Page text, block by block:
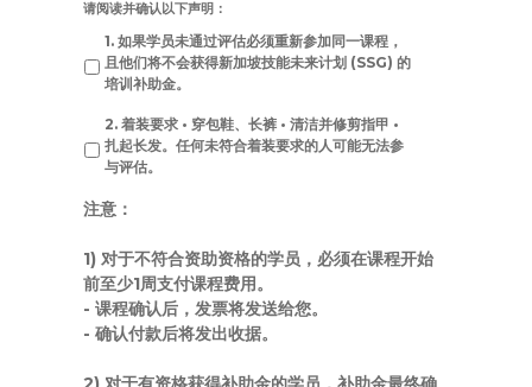
请阅读并确认以下声明：
1. 如果学员未通过评估必须重新参加同一课程，
且他们将不会获得新加坡技能未来计划 (SSG) 的
培训补助金。
2. 着装要求 • 穿包鞋、长裤 • 清洁并修剪指甲 •
扎起长发。任何未符合着装要求的人可能无法参
与评估。
注意：
1) 对于不符合资助资格的学员，必须在课程开始
前至少1周支付课程费用。
- 课程确认后，发票将发送给您。
- 确认付款后将发出收据。